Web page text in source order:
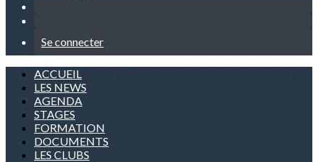
Se connecter
ACCUEIL
LES NEWS
AGENDA
STAGES
FORMATION
DOCUMENTS
LES CLUBS